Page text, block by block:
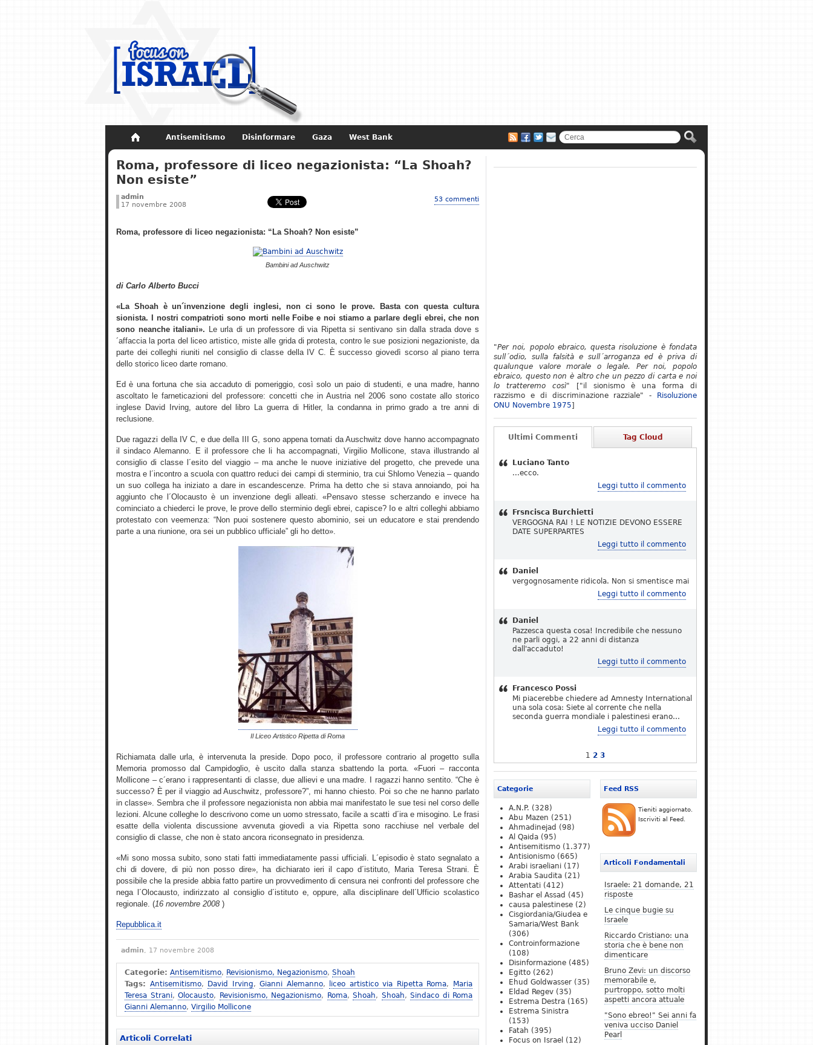
Antisemitismo Disinformare Gaza West Bank
Non dimenticare Storia di Israele
Roma, professore di liceo negazionista: “La Shoah?
Non esiste”
admin
17 novembre 2008
53 commenti
Roma, professore di liceo negazionista: “La Shoah? Non esiste”
Bambini ad Auschwitz
di Carlo Alberto Bucci
«La Shoah è un´invenzione degli inglesi, non ci sono le prove. Basta con questa cultura
sionista. I nostri compatrioti sono morti nelle Foibe e noi stiamo a parlare degli ebrei, che non
sono neanche italiani». Le urla di un professore di via Ripetta si sentivano sin dalla strada dove s
´affaccia la porta del liceo artistico, miste alle grida di protesta, contro le sue posizioni negazioniste, da
parte dei colleghi riuniti nel consiglio di classe della IV C. È successo giovedì scorso al piano terra
dello storico liceo darte romano.
Ed è una fortuna che sia accaduto di pomeriggio, così solo un paio di studenti, e una madre, hanno
ascoltato le farneticazioni del professore: concetti che in Austria nel 2006 sono costate allo storico
inglese David Irving, autore del libro La guerra di Hitler, la condanna in primo grado a tre anni di
reclusione.
Due ragazzi della IV C, e due della III G, sono appena tornati da Auschwitz dove hanno accompagnato
il sindaco Alemanno. E il professore che li ha accompagnati, Virgilio Mollicone, stava illustrando al
consiglio di classe l´esito del viaggio – ma anche le nuove iniziative del progetto, che prevede una
mostra e l´incontro a scuola con quattro reduci dei campi di sterminio, tra cui Shlomo Venezia – quando
un suo collega ha iniziato a dare in escandescenze. Prima ha detto che si stava annoiando, poi ha
aggiunto che l´Olocausto è un invenzione degli alleati. «Pensavo stesse scherzando e invece ha
cominciato a chiederci le prove, le prove dello sterminio degli ebrei, capisce? Io e altri colleghi abbiamo
protestato con veemenza: “Non puoi sostenere questo abominio, sei un educatore e stai prendendo
parte a una riunione, ora sei un pubblico ufficiale” gli ho detto».
Il Liceo Artistico Ripetta di Roma
Richiamata dalle urla, è intervenuta la preside. Dopo poco, il professore contrario al progetto sulla
Memoria promosso dal Campidoglio, è uscito dalla stanza sbattendo la porta. «Fuori – racconta
Mollicone – c´erano i rappresentanti di classe, due allievi e una madre. I ragazzi hanno sentito. “Che è
successo? È per il viaggio ad Auschwitz, professore?”, mi hanno chiesto. Poi so che ne hanno parlato
in classe». Sembra che il professore negazionista non abbia mai manifestato le sue tesi nel corso delle
lezioni. Alcune colleghe lo descrivono come un uomo stressato, facile a scatti d´ira e misogino. Le frasi
esatte della violenta discussione avvenuta giovedì a via Ripetta sono racchiuse nel verbale del
consiglio di classe, che non è stato ancora riconsegnato in presidenza.
«Mi sono mossa subito, sono stati fatti immediatamente passi ufficiali. L´episodio è stato segnalato a
chi di dovere, di più non posso dire», ha dichiarato ieri il capo d´istituto, Maria Teresa Strani. È
possibile che la preside abbia fatto partire un provvedimento di censura nei confronti del professore che
nega l´Olocausto, indirizzato al consiglio d´istituto e, oppure, alla disciplinare dell´Ufficio scolastico
regionale. (16 novembre 2008 )
Repubblica.it
admin, 17 novembre 2008
Categorie: Antisemitismo, Revisionismo, Negazionismo, Shoah
Tags: Antisemitismo, David Irving,Gianni Alemanno, liceo artistico via Ripetta Roma,
Maria
Teresa Strani, Olocausto, Revisionismo, Negazionismo, Roma, Shoah, Shoah, Sindaco di Roma
Gianni Alemanno, Virgilio Mollicone
Articoli Correlati
"Per noi, popolo ebraico, questa risoluzione è fondata
sull´odio, sulla falsità e sull´arroganza ed è priva di
qualunque valore morale o legale. Per noi, popolo
ebraico, questo non è altro che un pezzo di carta e noi
lo tratteremo così" ["il sionismo è una forma di
razzismo e di discriminazione razziale" -
Risoluzione
ONU Novembre 1975]
Ultimi Commenti Tag Cloud
Luciano Tanto
...ecco.
Leggi tutto il commento
Frsncisca Burchietti
VERGOGNA RAI ! LE NOTIZIE DEVONO ESSERE
DATE SUPERPARTES
Leggi tutto il commento
Daniel
vergognosamente ridicola. Non si smentisce mai
Leggi tutto il commento
Daniel
Pazzesca questa cosa! Incredibile che nessuno
ne parli oggi, a 22 anni di distanza
dall'accaduto!
Leggi tutto il commento
Francesco Possi
Mi piacerebbe chiedere ad Amnesty International
una sola cosa: Siete al corrente che nella
seconda guerra mondiale i palestinesi erano…
Leggi tutto il commento
1 2 3
Feed RSS
Tieniti aggiornato.
Iscriviti al Feed.
Articoli Fondamentali
Israele: 21 domande, 21
risposte
Le cinque bugie su
Israele
Riccardo Cristiano: una
storia che è bene non
dimenticare
Bruno Zevi: un discorso
memorabile e,
purtroppo, sotto molti
aspetti ancora attuale
"Sono ebreo!" Sei anni fa
veniva ucciso Daniel
Pearl
Categorie
A.N.P. (328)
Abu Mazen (251)
Ahmadinejad (98)
Al Qaida (95)
Antisemitismo (1.377)
Antisionismo (665)
Arabi israeliani (17)
Arabia Saudita (21)
Attentati (412)
Bashar el Assad (45)
causa palestinese (2)
Cisgiordania/Giudea e
Samaria/West Bank
(306)
Controinformazione
(108)
Disinformazione (485)
Egitto (262)
Ehud Goldwasser (35)
Eldad Regev (35)
Estrema Destra (165)
Estrema Sinistra
(153)
Fatah (395)
Focus on Israel (12)